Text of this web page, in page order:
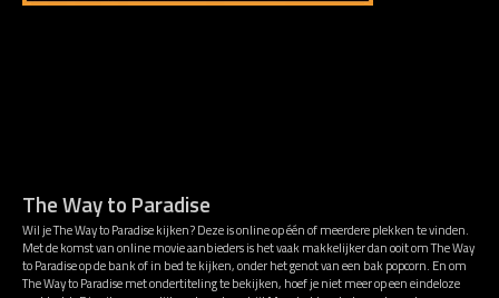
The Way to Paradise
Wil je The Way to Paradise kijken? Deze is online op één of meerdere plekken te vinden.
Met de komst van online movie aanbieders is het vaak makkelijker dan ooit om The Way
to Paradise op de bank of in bed te kijken, onder het genot van een bak popcorn. En om
The Way to Paradise met ondertiteling te bekijken, hoef je niet meer op een eindeloze